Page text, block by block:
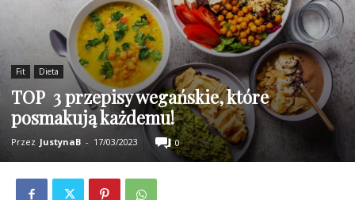
Fit Dieta
TOP 3 przepisy wegańskie, które
posmakują każdemu!
Przez JustynaB - 17/03/2023 0